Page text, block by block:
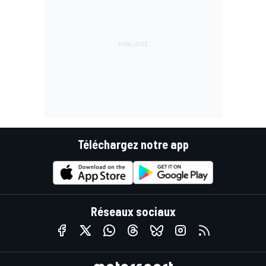
Téléchargez notre app
Réseaux sociaux